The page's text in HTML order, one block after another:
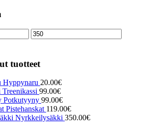
Maksimihinta
tuotteet
Hyppynaru 20.00€
Treenikassi 99.00€
Potkutyyny 99.00€
Pistehanskat 119.00€
Nyrkkeilysäkki 350.00€